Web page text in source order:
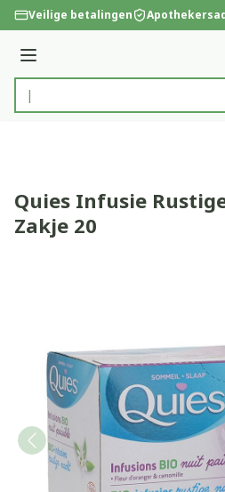
Ga naar de inhoud
Veilige betalingen
Menu
Product, merk, categorie...
Quies Infusie
Zakje 20